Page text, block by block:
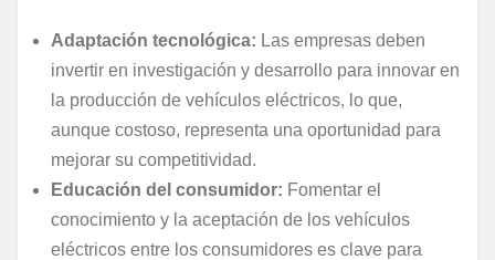
Adaptación tecnológica: Las empresas deben
invertir en investigación y desarrollo para innovar en
la producción de vehículos eléctricos, lo que,
aunque costoso, representa una oportunidad para
mejorar su competitividad.
Educación del consumidor: Fomentar el
conocimiento y la aceptación de los vehículos
eléctricos entre los consumidores es clave para